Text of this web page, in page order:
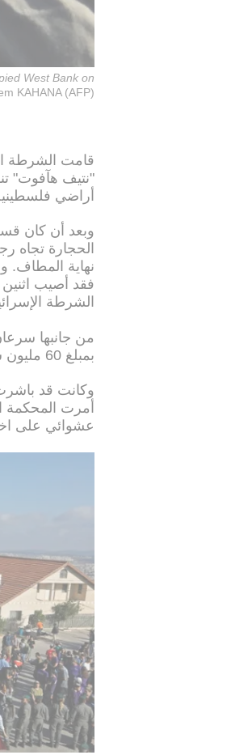
West Bank on
KAHANA (AFP)
"نتيف هآفوت"
أراضي
وبعد أن كان
الحجارة تجاه
نهاية المطاف.
فقد أصيب
الشرطة
من جانبها
بمبلغ 60 مليون شاقل مقابل إخلائهم من المستوطنة
أمرت المحكمة
عشوائي على